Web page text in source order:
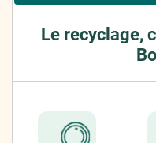
Le recyclage,